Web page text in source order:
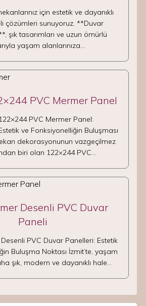
için estetik ve dayanıklı
çözümleri sunuyoruz. **Duvar
şık tasarımları ve uzun ömürlü
yaşam alanlarınıza…
PVC Mermer Panel
PVC Mermer Panel:
ve Fonksiyonelliğin Buluşması
dekorasyonunun vazgeçilmez
biri olan 122×244 PVC…
Desenli PVC Duvar
Paneli
PVC Duvar Panelleri: Estetik
Buluşma Noktası İzmit’te, yaşam
şık, modern ve dayanıklı hale…